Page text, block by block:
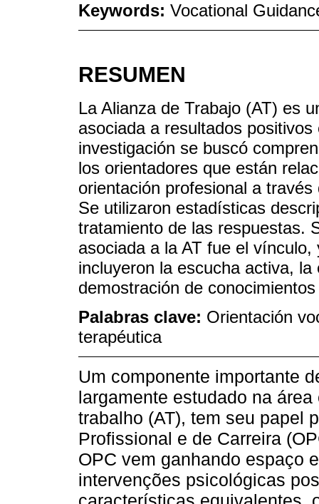
Keywords: Vocational
RESUMEN
La Alianza de Trabajo (AT) es
asociada a resultados
investigación se buscó
los orientadores que están
orientación profesional a
Se utilizaron estadísticas
tratamiento de las respuestas.
asociada a la AT fue el
incluyeron la escucha activa,
demostración de
Palabras clave: Orientación
terapéutica
Um componente importante
largamente estudado na
trabalho (AT), tem seu papel
Profissional e de Carreira
OPC vem ganhando espaço
intervenções psicológicas